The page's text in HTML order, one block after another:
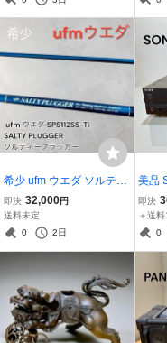
希少 ufm ウエダ ソルティ
ープラッガー SPS112SS-
Ti 釣竿
即決 32,000円
送料未定
0
2日
美品
モコ
即決
＋送
0